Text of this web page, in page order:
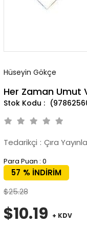
Hüseyin Gökçe
Her Zaman Umut
Tedarikçi : Çıra
Para Puan : 0
%
57
İNDIRIM
$25.28
$10.19 + KDV